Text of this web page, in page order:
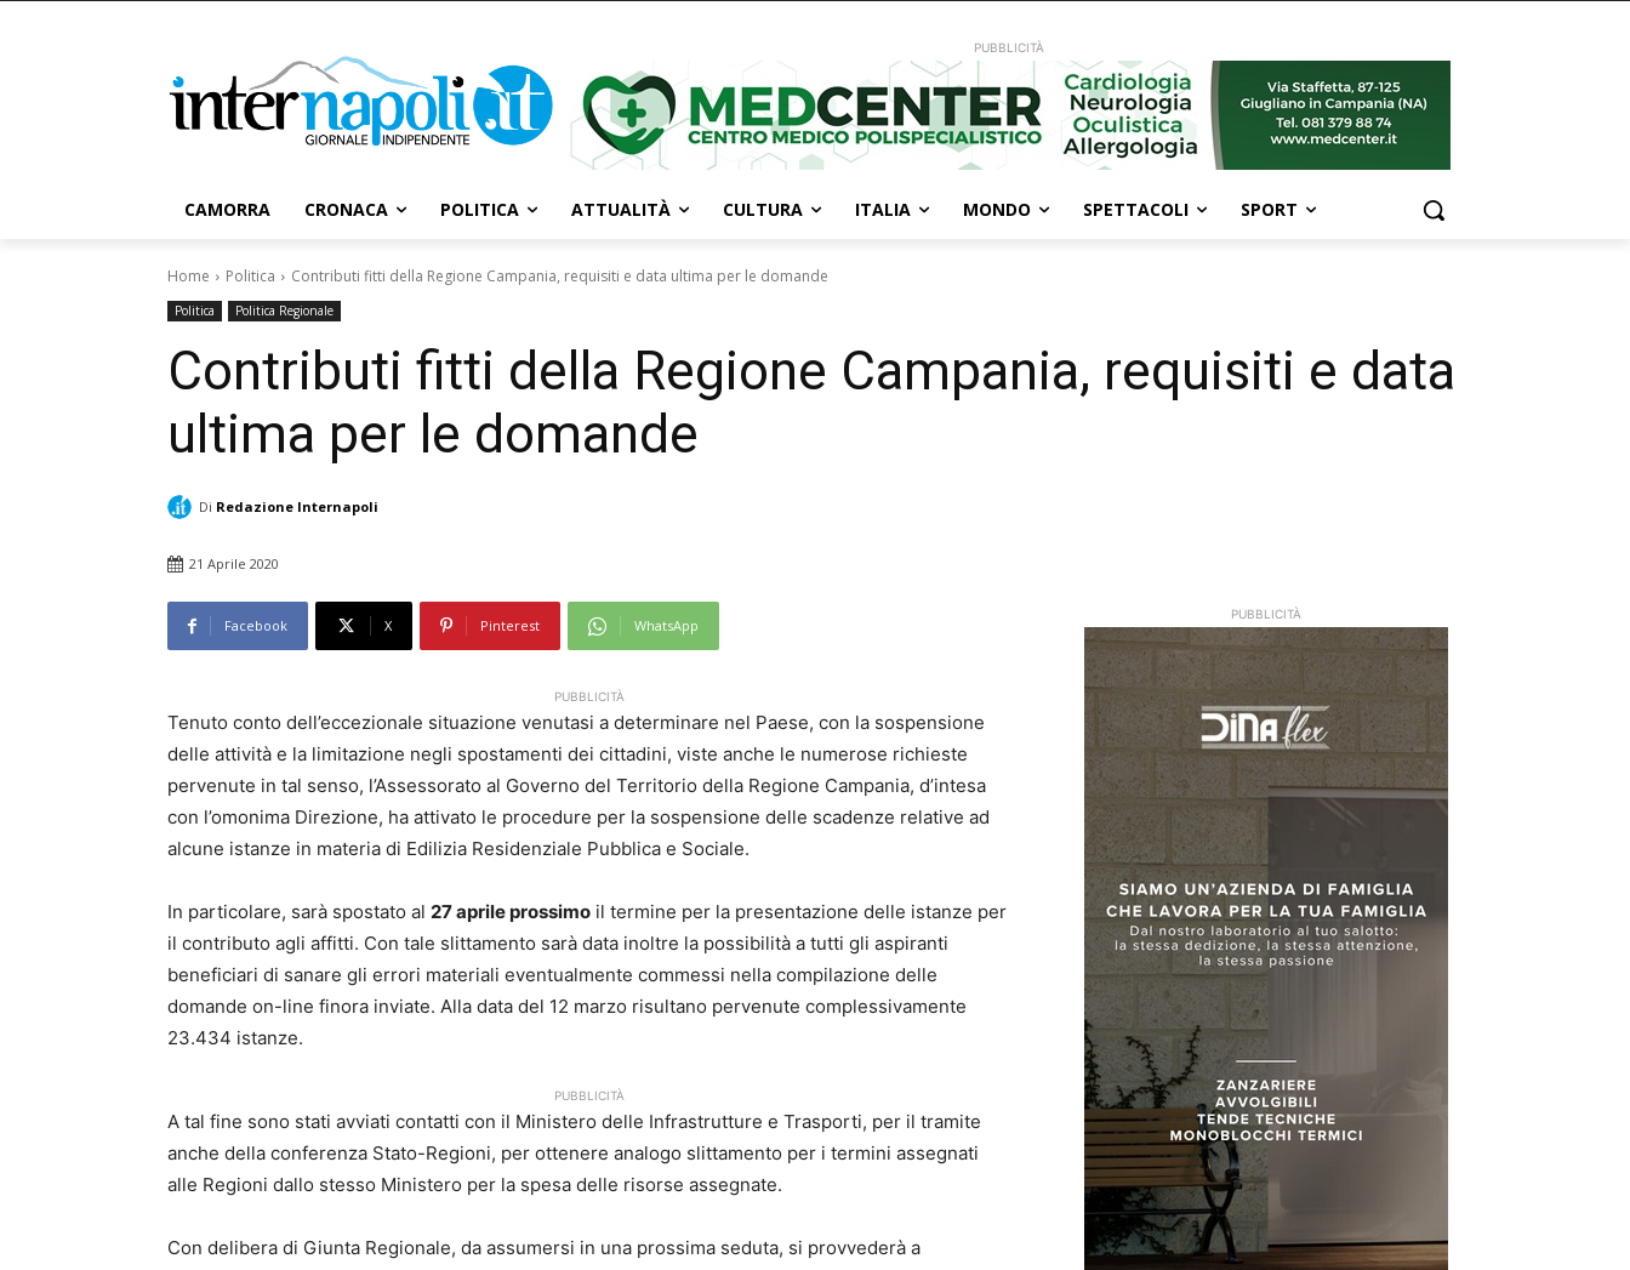
PUBBLICITÀ
CAMORRA CRONACA POLITICA ATTUALITÀ CULTURA ITALIA MONDO SPETTACOLI SPORT
Home Politica Contributi fitti della Regione Campania, requisiti e data ultima per le domande
Politica Politica Regionale
Contributi fitti della Regione Campania, requisiti e data
ultima per le domande
Di Redazione Internapoli
21 Aprile 2020
Facebook X Pinterest WhatsApp
PUBBLICITÀ
Tenuto conto dell’eccezionale situazione venutasi a determinare nel Paese, con la sospensione
delle attività e la limitazione negli spostamenti dei cittadini, viste anche le numerose richieste
pervenute in tal senso, l’Assessorato al Governo del Territorio della Regione Campania, d’intesa
con l’omonima Direzione, ha attivato le procedure per la sospensione delle scadenze relative ad
alcune istanze in materia di Edilizia Residenziale Pubblica e Sociale.
In particolare, sarà spostato al 27 aprileprossimo il termine per la presentazione delle istanze per
il contributo agli affitti. Con tale slittamento sarà data inoltre la possibilità a tutti gli aspiranti
beneficiari di sanare gli errori materiali eventualmente commessi nella compilazione delle
domande on-line finora inviate. Alla data del 12 marzo risultano pervenute complessivamente
23.434 istanze.
PUBBLICITÀ
A tal fine sono stati avviati contatti con il Ministero delle Infrastrutture e Trasporti, per il tramite
anche della conferenza Stato-Regioni, per ottenere analogo slittamento per i termini assegnati
alle Regioni dallo stesso Ministero per la spesa delle risorse assegnate.
Con delibera di Giunta Regionale, da assumersi in una prossima seduta, si provvederà a
PUBBLICITÀ